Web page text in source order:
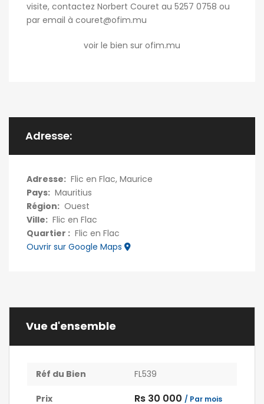
visite, contactez Norbert Couret au 5257 0758 ou
par email à couret@ofim.mu
voir le bien sur ofim.mu
Adresse:
Adresse: Flic en Flac, Maurice
Pays: Mauritius
Région: Ouest
Ville: Flic en Flac
Quartier : Flic en Flac
Ouvrir sur Google Maps
Vue d'ensemble
Réf du Bien FL539
Prix Rs 30 000 / Par mois